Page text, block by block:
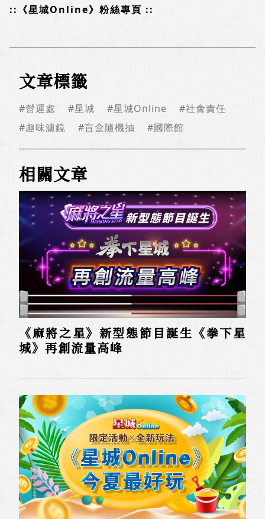
::《星城Online》粉絲專頁 ::
文章標籤
#營運處 #星城 #星城Online
#社會責任
#趣味濾鏡
#盲盒隨機抽 #國際館
相關文章
《麻將之星》新型態節目誕生《拳下星
城》再創流量高峰